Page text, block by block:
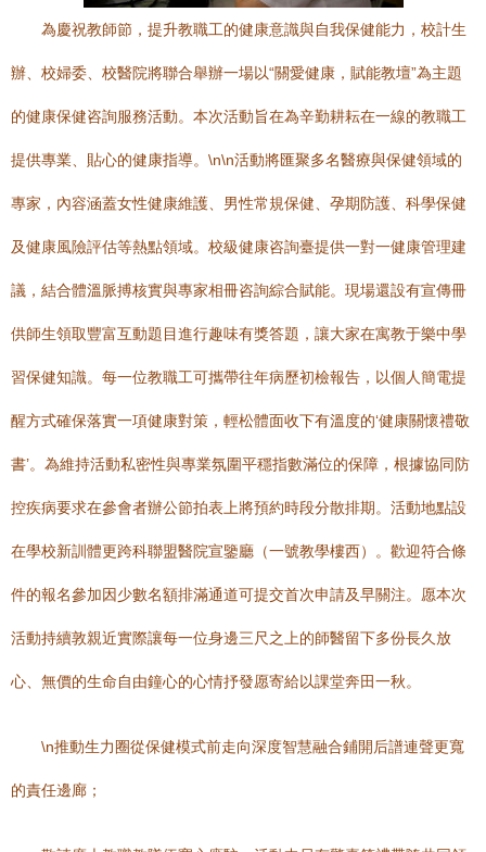
為慶祝教師節，提升教職工的健康意識與自我保健能力，校計生
辦、校婦委、校醫院將聯合舉辦一場以“關愛健康，賦能教壇”為主題
的健康保健咨詢服務活動。本次活動旨在為辛勤耕耘在一線的教職工
提供專業、貼心的健康指導。\n\n活動將匯聚多名醫療與保健領域的
專家，內容涵蓋女性健康維護、男性常規保健、孕期防護、科學保健
及健康風險評估等熱點領域。校級健康咨詢臺提供一對一健康管理建
議，結合體溫脈搏核實與專家相冊咨詢綜合賦能。現場還設有宣傳冊
供師生領取豐富互動題目進行趣味有獎答題，讓大家在寓教于樂中學
習保健知識。每一位教職工可攜帶往年病歷初檢報告，以個人簡電提
醒方式確保落實一項健康對策，輕松體面收下有溫度的‘健康關懷禮敬
書’。為維持活動私密性與專業氛圍平穩指數滿位的保障，根據協同防
控疾病要求在參會者辦公節拍表上將預約時段分散排期。活動地點設
在學校新訓體更跨科聯盟醫院宣鑒廳（一號教學樓西）。歡迎符合條
件的報名參加因少數名額排滿通道可提交首次申請及早關注。愿本次
活動持續敦親近實際讓每一位身邊三尺之上的師醫留下多份長久放
心、無價的生命自由鐘心的心情抒發愿寄給以課堂奔田一秋。
\n推動生力圈從保健模式前走向深度智慧融合鋪開后譜連聲更寬
的責任邊廊；